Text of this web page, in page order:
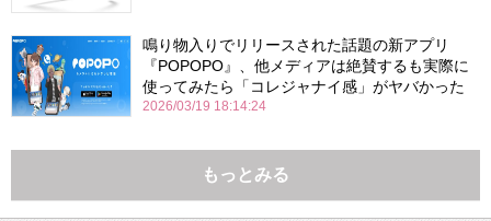
鳴り物入りでリリースされた話題の新アプリ
『POPOPO』、他メディアは絶賛するも実際に
使ってみたら「コレジャナイ感」がヤバかった
2026/03/19 18:14:24
もっとみる